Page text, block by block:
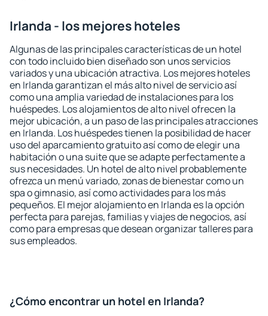
Irlanda - los mejores hoteles
Algunas de las principales características de un hotel
con todo incluido bien diseñado son unos servicios
variados y una ubicación atractiva. Los mejores hoteles
en Irlanda garantizan el más alto nivel de servicio así
como una amplia variedad de instalaciones para los
huéspedes. Los alojamientos de alto nivel ofrecen la
mejor ubicación, a un paso de las principales atracciones
en Irlanda. Los huéspedes tienen la posibilidad de hacer
uso del aparcamiento gratuito así como de elegir una
habitación o una suite que se adapte perfectamente a
sus necesidades. Un hotel de alto nivel probablemente
ofrezca un menú variado, zonas de bienestar como un
spa o gimnasio, así como actividades para los más
pequeños. El mejor alojamiento en Irlanda es la opción
perfecta para parejas, familias y viajes de negocios, así
como para empresas que desean organizar talleres para
sus empleados.
¿Cómo encontrar un hotel en Irlanda?